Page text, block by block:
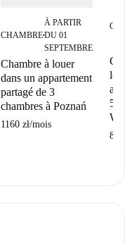
CHAMBRE■
À PARTIR
DU 01
SEPTEMBRE
Chambre à louer
dans un appartement
partagé de 3
chambres à Poznań
1160 zł/mois
5
860